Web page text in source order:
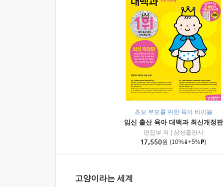
초보 부모를 위한 육아 바이블
임신 출산 육아 대백과 최신개정판
편집부 저
삼성출판사
17,550원 (10% +5% )
고양이라는 세계